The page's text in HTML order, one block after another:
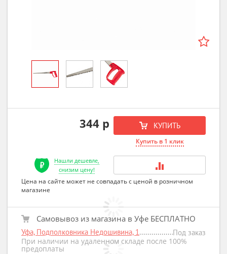
344 р КУПИТЬ
Купить в 1 клик
Нашли дешевле,
снизим цену!
Цена на сайте может не совпадать с ценой в розничном
магазине
Самовывоз из магазина в Уфе БЕСПЛАТНО
Уфа, Подполковника Недошивина, 1
Под заказ
При наличии на удаленном складе после 100%
предоплаты